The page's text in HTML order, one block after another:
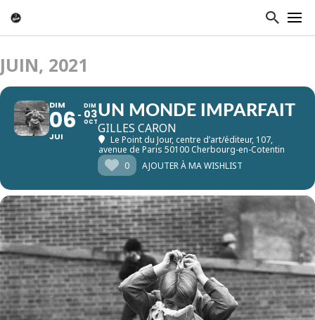
JUIN, 2021
DIM
06
JUI
DIM
03
OCT
UN MONDE IMPARFAIT
GILLES CARON
Le Point du Jour, centre d’art/éditeur, 107,
avenue de Paris 50100 Cherbourg-en-Cotentin
0
AJOUTER À MA WISHLIST